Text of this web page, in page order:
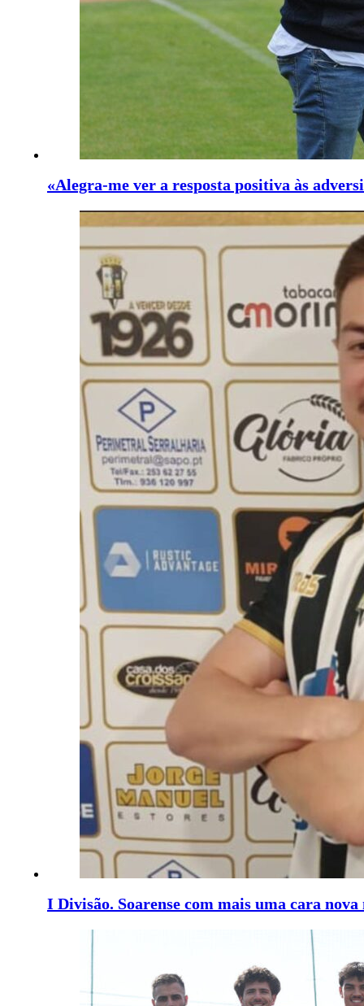
«Alegra-me ver a resposta positiva às
I Divisão. Soarense com mais uma cara